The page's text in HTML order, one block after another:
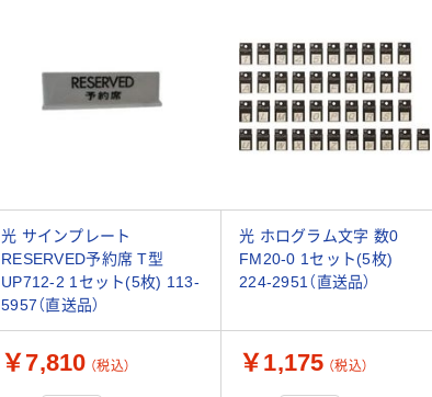
光 サインプレート
RESERVED予約席 T型
UP712-2 1セット(5枚) 113-
5957（直送品）
光 ホログラム文字 数0
FM20-0 1セット(5枚)
224-2951（直送品）
￥7,810 （税込） ￥1,175 （税込）